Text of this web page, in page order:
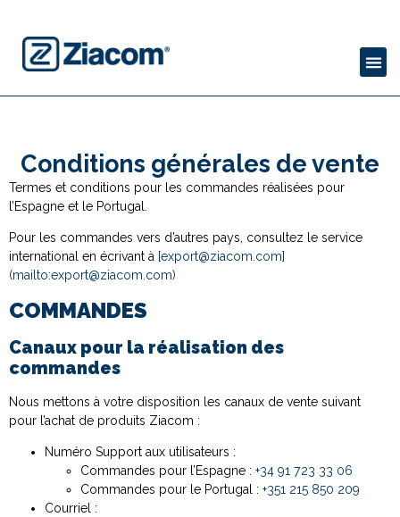
Conditions générales de vente
Termes et conditions pour les commandes réalisées pour
l’Espagne et le Portugal.
Pour les commandes vers d’autres pays, consultez le service
international en écrivant à [export@ziacom.com]
(mailto:export@ziacom.com)
COMMANDES
Canaux pour la réalisation des
commandes
Nous mettons à votre disposition les canaux de vente suivant
pour l’achat de produits Ziacom :
Numéro Support aux utilisateurs :
Commandes pour l’Espagne : +34 91 723 33 06
Commandes pour le Portugal : +351 215 850 209
Courriel :